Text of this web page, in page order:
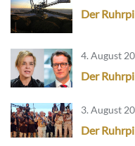
Der
4. August
Der
3. August
Der